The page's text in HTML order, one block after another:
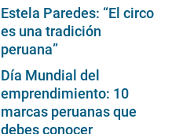
Estela Paredes: “El circo
es una tradición
peruana”
Día Mundial del
emprendimiento: 10
marcas peruanas que
debes conocer